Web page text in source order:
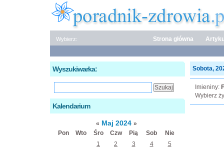
Wybierz: Strona główna
Sobota,
Imieniny:
Wybierz
Wyszukiwarka:
Kalendarium
« Maj 2024 »
Pon
Wto Śro Czw Pią Sob
Nie
1
2 3 4
5